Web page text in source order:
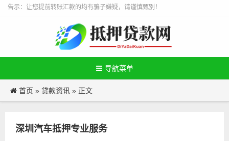
告示：让您提前转账汇款的均有骗子嫌疑，请谨慎甄别！
导航菜单
首页 » 贷款资讯 » 正文
深圳汽车抵押专业服务